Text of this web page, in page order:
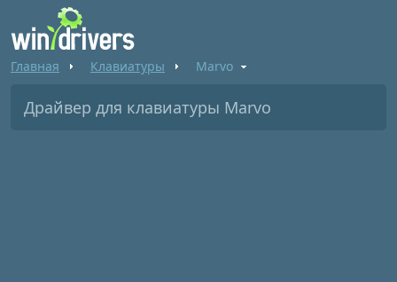
Главная Клавиатуры Marvo
Драйвер для клавиатуры Marvo